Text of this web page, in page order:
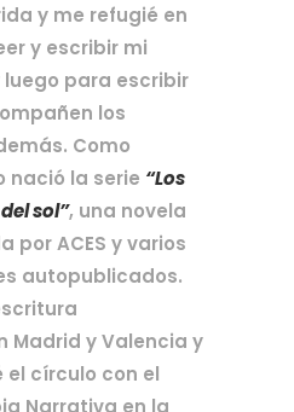
y me refugié en
y escribir mi
para escribir
los
Como
nació la serie “Los
sol”, una novela
por ACES y varios
autopublicados.
Madrid y Valencia y
círculo con el
Narrativa en la